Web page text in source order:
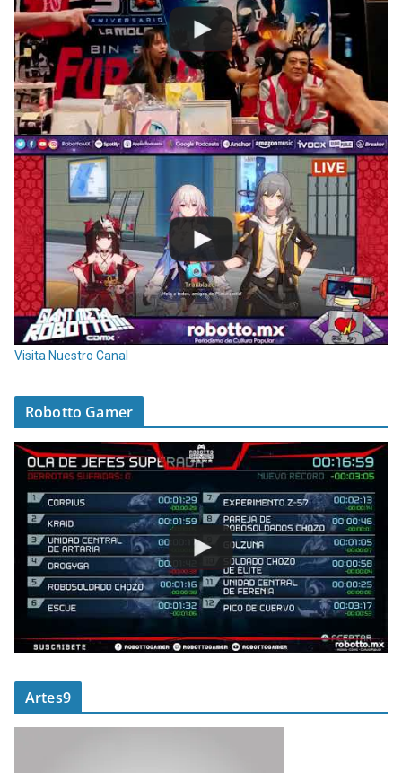
Visita Nuestro Canal
Robotto Gamer
Artes9